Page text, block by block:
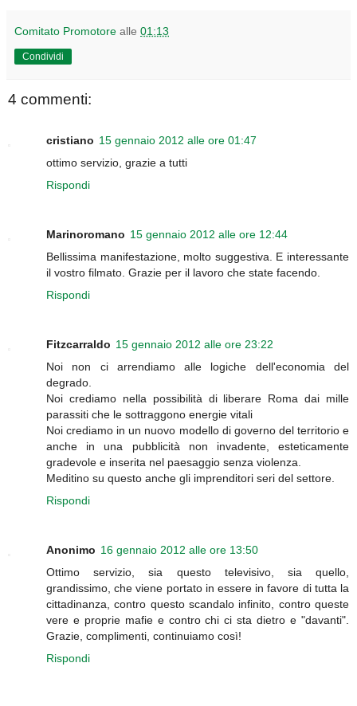
Comitato Promotore alle 01:13
Condividi
4 commenti:
cristiano 15 gennaio 2012 alle ore 01:47
ottimo servizio, grazie a tutti
Rispondi
Marinoromano 15 gennaio 2012 alle ore 12:44
Bellissima manifestazione, molto suggestiva. E interessante
il vostro filmato. Grazie per il lavoro che state facendo.
Rispondi
Fitzcarraldo 15 gennaio 2012 alle ore 23:22
Noi non ci arrendiamo alle logiche dell'economia del
degrado.
Noi crediamo nella possibilità di liberare Roma dai mille
parassiti che le sottraggono energie vitali
Noi crediamo in un nuovo modello di governo del territorio e
anche in una pubblicità non invadente, esteticamente
gradevole e inserita nel paesaggio senza violenza.
Meditino su questo anche gli imprenditori seri del settore.
Rispondi
Anonimo 16 gennaio 2012 alle ore 13:50
Ottimo servizio, sia questo televisivo, sia quello,
grandissimo, che viene portato in essere in favore di tutta la
cittadinanza, contro questo scandalo infinito, contro queste
vere e proprie mafie e contro chi ci sta dietro e "davanti".
Grazie, complimenti, continuiamo così!
Rispondi